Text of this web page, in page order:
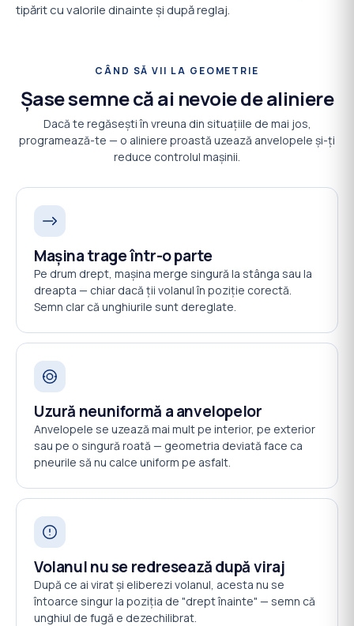
tipărit cu valorile dinainte și după reglaj.
CÂND SĂ VII LA GEOMETRIE
Șase semne că ai nevoie de aliniere
Dacă te regăsești în vreuna din situațiile de mai jos,
programează-te — o aliniere proastă uzează anvelopele și-ți
reduce controlul mașinii.
Mașina trage într-o parte
Pe drum drept, mașina merge singură la stânga sau la
dreapta — chiar dacă ții volanul în poziție corectă.
Semn clar că unghiurile sunt dereglate.
Uzură neuniformă a anvelopelor
Anvelopele se uzează mai mult pe interior, pe exterior
sau pe o singură roată — geometria deviată face ca
pneurile să nu calce uniform pe asfalt.
Volanul nu se redresează după viraj
După ce ai virat și eliberezi volanul, acesta nu se
întoarce singur la poziția de "drept înainte" — semn că
unghiul de fugă e dezechilibrat.